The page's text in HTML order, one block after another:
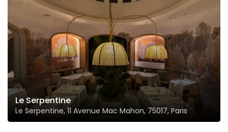
Le Serpentine
Le Serpentine, 11 Avenue Mac Mahon, 75017, Paris